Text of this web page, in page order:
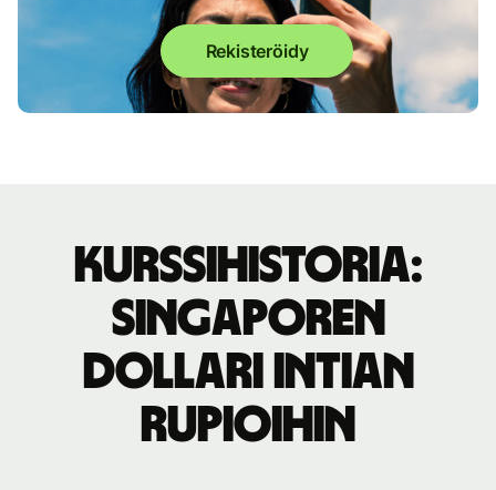
Rekisteröidy
Kurssihistoria:
Singaporen
dollari Intian
rupioihin